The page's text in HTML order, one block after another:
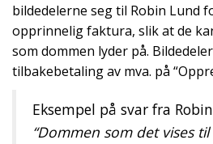
bildedelerne seg til Robin Lund
opprinnelig faktura, slik at de
som dommen lyder på.
tilbakebetaling av mva. på
Eksempel på svar fra
“Dommen som det vises